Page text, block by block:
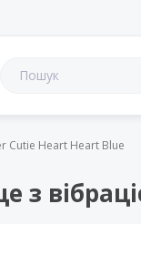
Cutie Heart Heart Blue
з